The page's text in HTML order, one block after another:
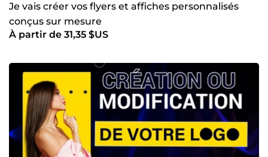
Je vais créer vos flyers et affiches personnalisés
conçus sur mesure
À partir de 31,35 $US